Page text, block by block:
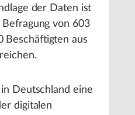
der Daten ist
von 603
Beschäftigten aus
Deutschland eine
digitalen